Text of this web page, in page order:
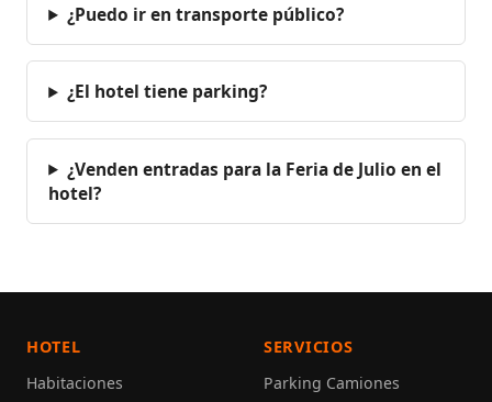
¿Puedo ir en transporte público?
¿El hotel tiene parking?
¿Venden entradas para la Feria de Julio en el
hotel?
HOTEL
Habitaciones
SERVICIOS
Parking Camiones